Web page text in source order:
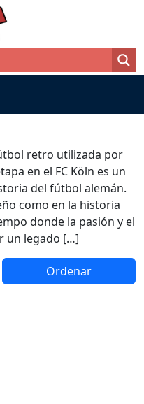
retro utilizada por
en el FC Köln es un
del fútbol alemán.
como en la historia
donde la pasión y el
un legado […]
Ordenar